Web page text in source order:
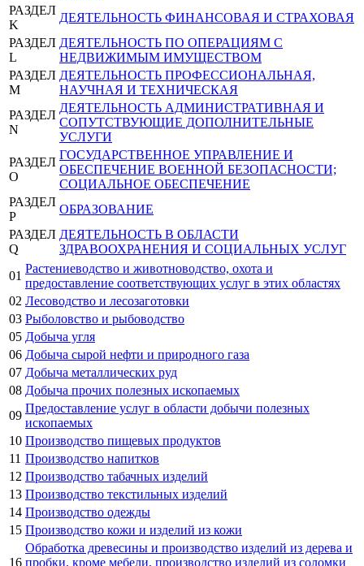
РАЗДЕЛ
K
ДЕЯТЕЛЬНОСТЬ ФИНАНСОВАЯ И СТРАХОВАЯ
РАЗДЕЛ
L
ДЕЯТЕЛЬНОСТЬ ПО ОПЕРАЦИЯМ С
НЕДВИЖИМЫМ ИМУЩЕСТВОМ
РАЗДЕЛ
M
ДЕЯТЕЛЬНОСТЬ ПРОФЕССИОНАЛЬНАЯ,
НАУЧНАЯ И ТЕХНИЧЕСКАЯ
РАЗДЕЛ
N
ДЕЯТЕЛЬНОСТЬ АДМИНИСТРАТИВНАЯ И
СОПУТСТВУЮЩИЕ ДОПОЛНИТЕЛЬНЫЕ
УСЛУГИ
РАЗДЕЛ
O
ГОСУДАРСТВЕННОЕ УПРАВЛЕНИЕ И
ОБЕСПЕЧЕНИЕ ВОЕННОЙ БЕЗОПАСНОСТИ;
СОЦИАЛЬНОЕ ОБЕСПЕЧЕНИЕ
РАЗДЕЛ
P
ОБРАЗОВАНИЕ
РАЗДЕЛ
Q
ДЕЯТЕЛЬНОСТЬ В ОБЛАСТИ
ЗДРАВООХРАНЕНИЯ И СОЦИАЛЬНЫХ УСЛУГ
01
Растениеводство и животноводство, охота и
предоставление соответствующих услуг в этих областях
02 Лесоводство и лесозаготовки
03 Рыболовство и рыбоводство
05 Добыча угля
06 Добыча сырой нефти и природного газа
07 Добыча металлических руд
08 Добыча прочих полезных ископаемых
09
Предоставление услуг в области добычи полезных
ископаемых
10 Производство пищевых продуктов
11 Производство напитков
12 Производство табачных изделий
13 Производство текстильных изделий
14 Производство одежды
15 Производство кожи и изделий из кожи
16
Обработка древесины и производство изделий из дерева и
пробки, кроме мебели, производство изделий из соломки